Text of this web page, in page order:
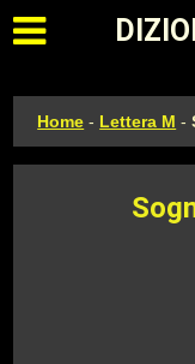
Apri il
Home - Lettera M -